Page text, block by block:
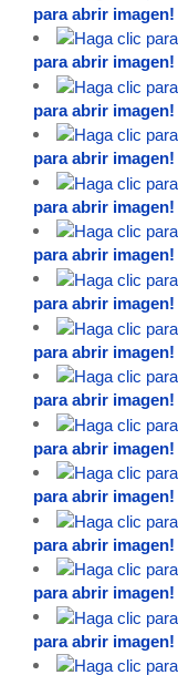
para abrir imagen!
para abrir imagen!
para abrir imagen!
para abrir imagen!
para abrir imagen!
para abrir imagen!
para abrir imagen!
para abrir imagen!
para abrir imagen!
para abrir imagen!
para abrir imagen!
para abrir imagen!
para abrir imagen!
para abrir imagen!